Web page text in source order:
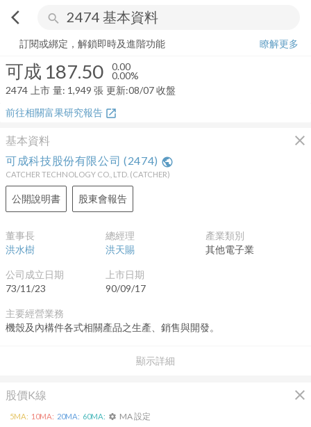
arrow_back_ios search
可成 187.50 0.00%
訂閱或綁定，解鎖即時及進階功能
瞭解更多
可成 187.50 0.00
0.00%
2474 上市 量: 1,949 張 更新:08/07 收盤
前往相關富果研究報告 open_in_new
基本資料 close
顯示詳細
可成科技股份有限公司 (2474) public
CATCHER TECHNOLOGY CO., LTD. (CATCHER)
公開說明書 股東會報告
董事長
洪水樹
總經理
洪天賜
產業類別
其他電子業
公司成立日期
73/11/23
上市日期
90/09/17
主要經營業務
機殼及內構件各式相關產品之生產、銷售與開發。
股價K線 close
5MA: 10MA: 20MA: 60MA: settings MA 設定